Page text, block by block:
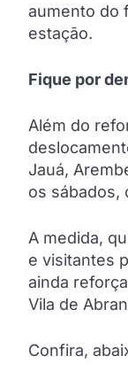
aumento do
estação.
Fique por
Além do
Jauá,
os sábados,
A medida,
e visitantes
ainda
Vila de
Confira,